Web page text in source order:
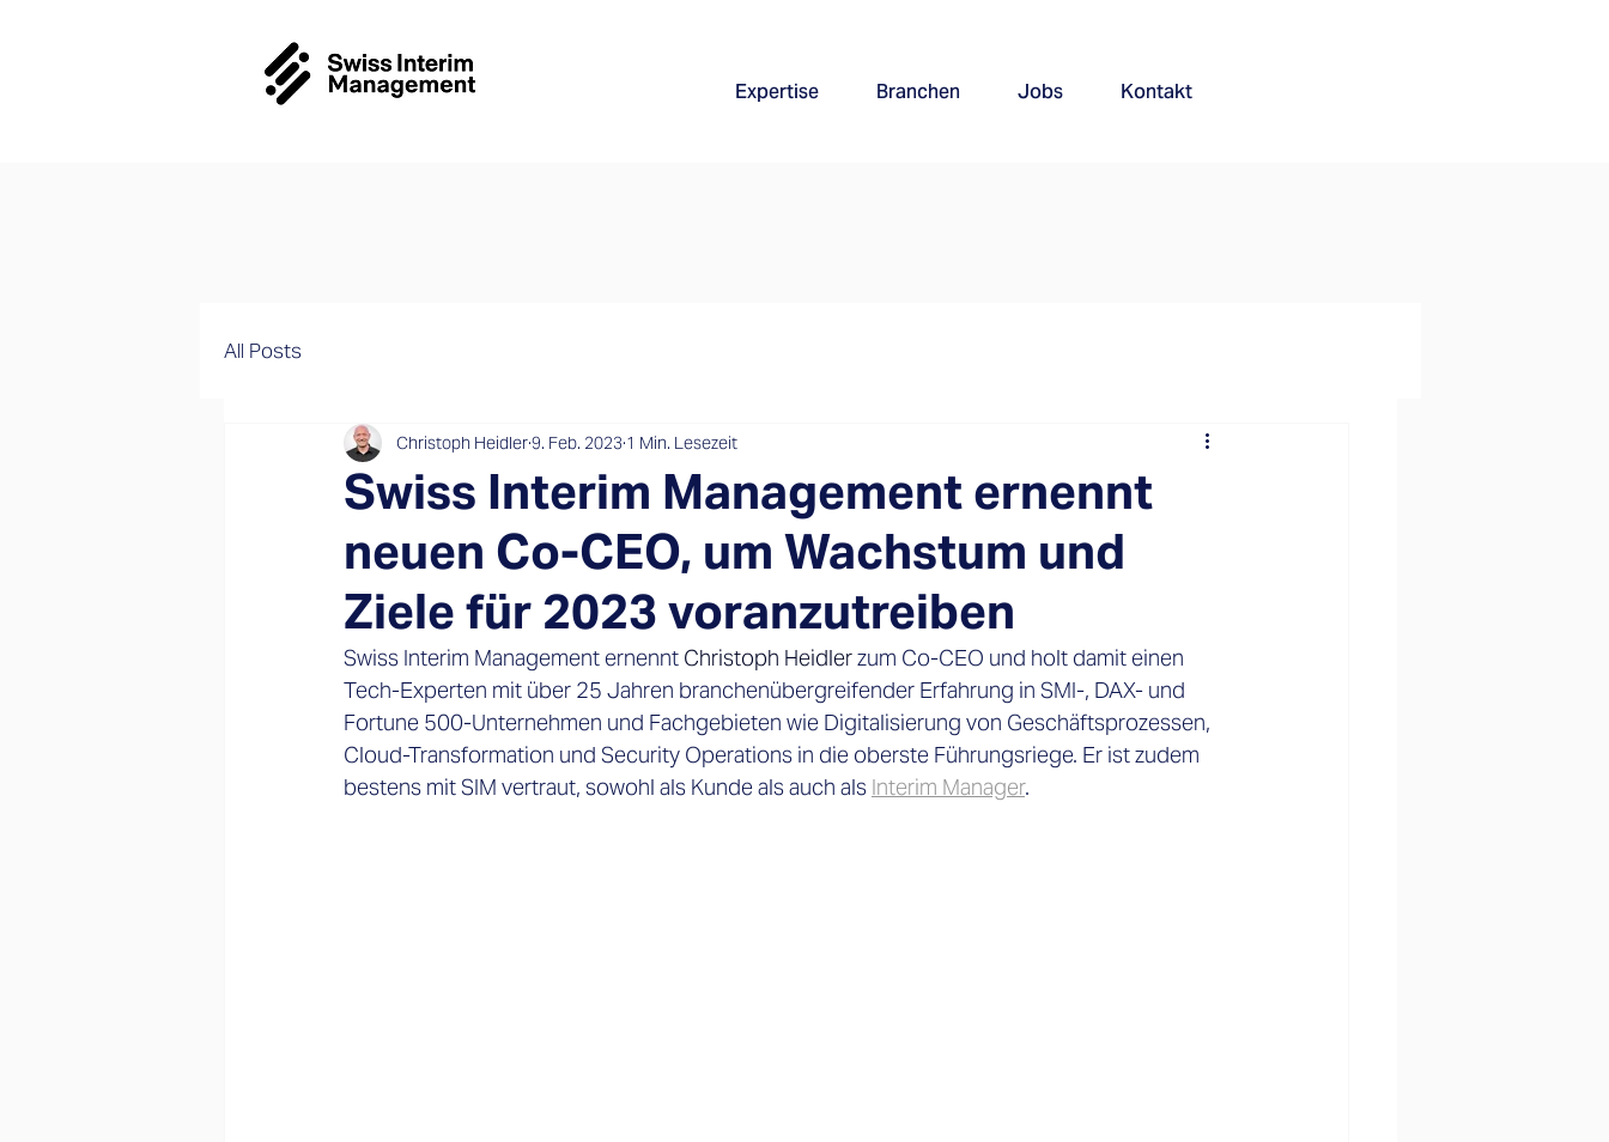
Expertise Branchen Jobs Kontakt
All Posts
Swiss Interim Management ernennt
neuen Co-CEO, um Wachstum und
Ziele für 2023 voranzutreiben
Christoph Heidler9. Feb. 2023 1 Min. Lesezeit
Swiss Interim Management ernennt Christoph Heidler zum Co-CEO und holt damit einen
Tech-Experten mit über 25 Jahren branchenübergreifender Erfahrung in SMI-, DAX- und
Fortune 500-Unternehmen und Fachgebieten wie Digitalisierung von Geschäftsprozessen,
Cloud-Transformation und Security Operations in die oberste Führungsriege. Er ist zudem
bestens mit SIM vertraut, sowohl als Kunde als auch als Interim Manager.